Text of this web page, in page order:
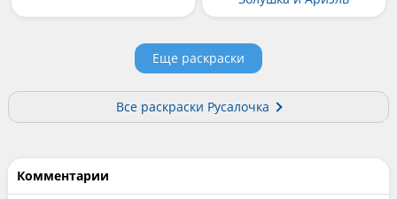
Еще раскраски
Все раскраски Русалочка
Комментарии